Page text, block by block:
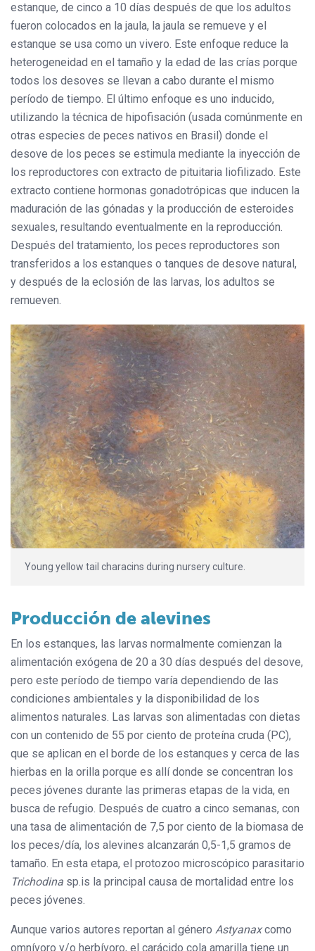
estanque, de cinco a 10 días después de que los adultos
fueron colocados en la jaula, la jaula se remueve y el
estanque se usa como un vivero. Este enfoque reduce la
heterogeneidad en el tamaño y la edad de las crías porque
todos los desoves se llevan a cabo durante el mismo
período de tiempo. El último enfoque es uno inducido,
utilizando la técnica de hipofisación (usada comúnmente en
otras especies de peces nativos en Brasil) donde el
desove de los peces se estimula mediante la inyección de
los reproductores con extracto de pituitaria liofilizado. Este
extracto contiene hormonas gonadotrópicas que inducen la
maduración de las gónadas y la producción de esteroides
sexuales, resultando eventualmente en la reproducción.
Después del tratamiento, los peces reproductores son
transferidos a los estanques o tanques de desove natural,
y después de la eclosión de las larvas, los adultos se
remueven.
Young yellow tail characins during nursery culture.
Producción de alevines
En los estanques, las larvas normalmente comienzan la
alimentación exógena de 20 a 30 días después del desove,
pero este período de tiempo varía dependiendo de las
condiciones ambientales y la disponibilidad de los
alimentos naturales. Las larvas son alimentadas con dietas
con un contenido de 55 por ciento de proteína cruda (PC),
que se aplican en el borde de los estanques y cerca de las
hierbas en la orilla porque es allí donde se concentran los
peces jóvenes durante las primeras etapas de la vida, en
busca de refugio. Después de cuatro a cinco semanas, con
una tasa de alimentación de 7,5 por ciento de la biomasa de
los peces/día, los alevines alcanzarán 0,5-1,5 gramos de
tamaño. En esta etapa, el protozoo microscópico parasitario
Trichodina sp.is la principal causa de mortalidad entre los
peces jóvenes.
Aunque varios autores reportan al género Astyanaxcomo
omnívoro y/o herbívoro, el carácido cola amarilla tiene un